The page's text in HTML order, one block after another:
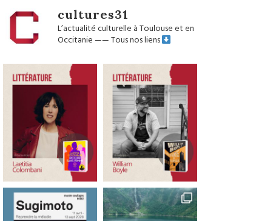
cultures31
L’actualité culturelle à Toulouse et en
Occitanie——Tous nos liens